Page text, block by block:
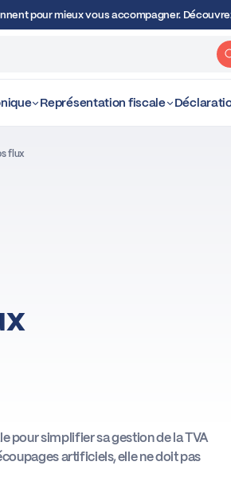
pour mieux vous accompagner.
Représentation fiscale
flux
pour simplifier sa gestion de la TVA
artificiels, elle ne doit pas